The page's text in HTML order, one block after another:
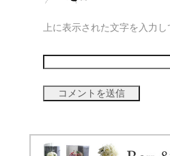
上に表示された文字を入力し